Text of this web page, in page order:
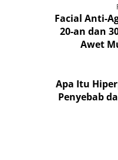
Facial Anti-
20-an dan
Awet
Apa Itu
Penyebab